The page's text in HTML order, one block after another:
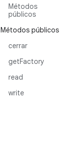
Métodos
públicos
Métodos públicos
cerrar
getFactory
read
write